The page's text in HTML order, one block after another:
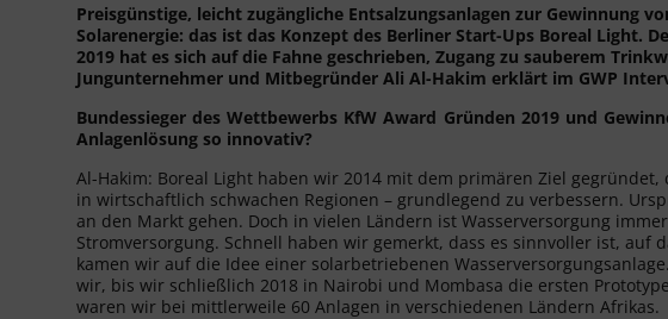
Preisgünstige, leicht zugängliche Entsalzungsanlagen zur Gewinnung
Solarenergie: das ist das Konzept des Berliner Start-Ups Boreal Light.
2019 hat es sich auf die Fahne geschrieben, Zugang zu sauberem
Jungunternehmer und Mitbegründer Ali Al-Hakim erklärt im GWP
Bundessieger des Wettbewerbs KfW Award Gründen 2019 und
Anlagenlösung so innovativ?
Al-Hakim: Boreal Light haben wir 2014 mit dem primären Ziel
in wirtschaftlich schwachen Regionen – grundlegend zu verbessern.
an den Markt gehen. Doch in vielen Ländern ist Wasserversorgung
Stromversorgung. Schnell haben wir gemerkt, dass es sinnvoller ist, auf
kamen wir auf die Idee einer solarbetriebenen
wir, bis wir schließlich 2018 in Nairobi und Mombasa die ersten
waren wir bei mittlerweile 60 Anlagen in verschiedenen Ländern Afrikas.